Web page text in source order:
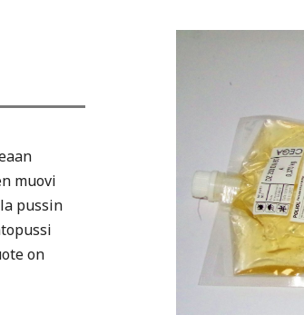
muovi
pussin
on